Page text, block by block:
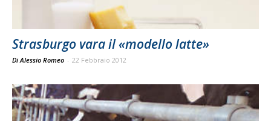
Strasburgo vara il «modello latte»
Di Alessio Romeo - 22 Febbraio 2012